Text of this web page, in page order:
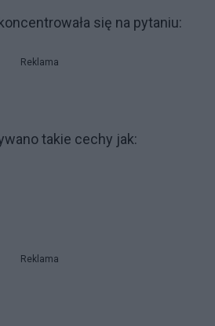
się na pytaniu:
Reklama
takie cechy jak:
Reklama